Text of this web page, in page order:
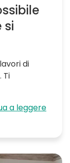
si
di
Ti
a leggere